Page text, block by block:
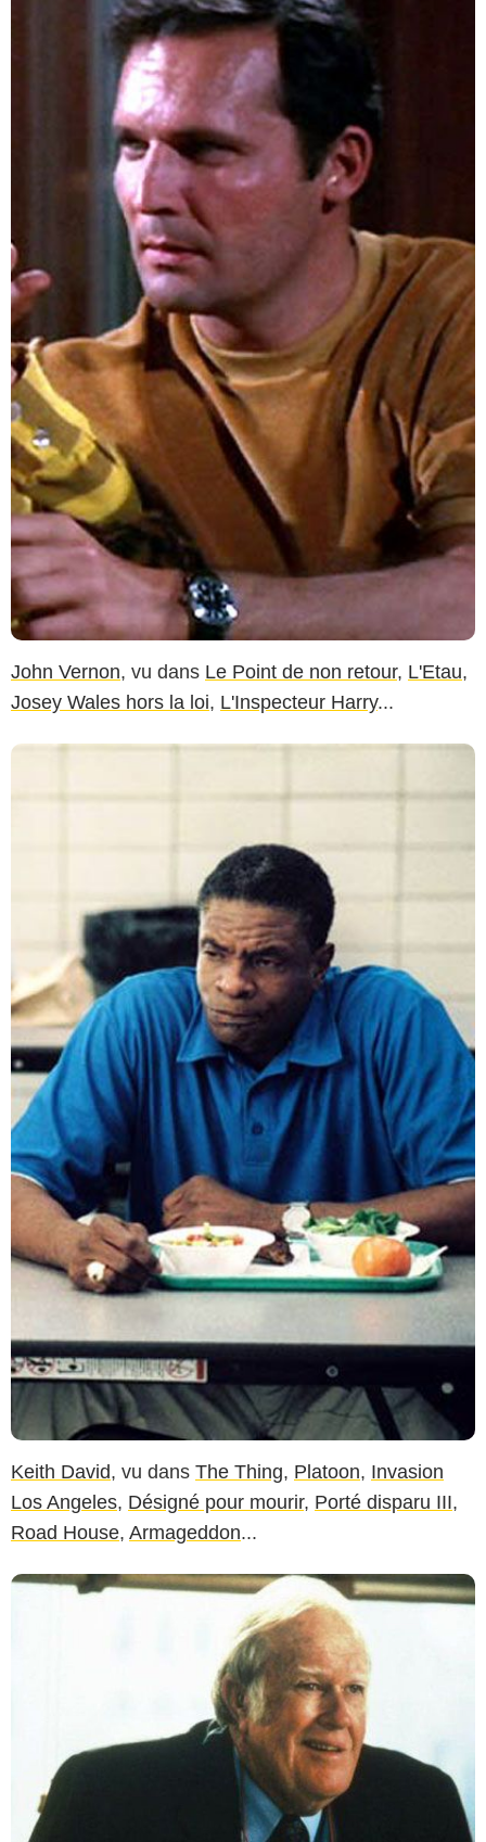
John Vernon, vu dans Le Point de non retour, L'Etau,
Josey Wales hors la loi, L'Inspecteur Harry...
Keith David, vu dans The Thing, Platoon, Invasion
Los Angeles, Désigné pour mourir, Porté disparu III,
Road House, Armageddon...